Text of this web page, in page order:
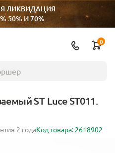
ЛИКВИДАЦИЯ
50% И 70%.
0
ST Luce ST011.
2 годаКод товара: 2618902